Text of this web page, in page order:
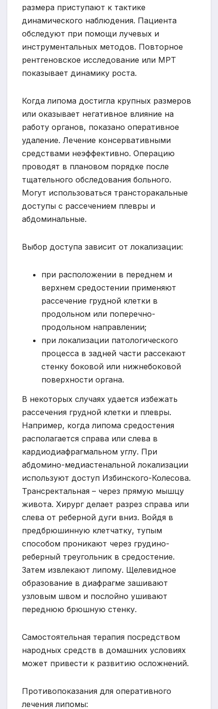
размера приступают к тактике
динамического наблюдения. Пациента
обследуют при помощи лучевых и
инструментальных методов. Повторное
рентгеновское исследование или МРТ
показывает динамику роста.
Когда липома достигла крупных размеров
или оказывает негативное влияние на
работу органов, показано оперативное
удаление. Лечение консервативными
средствами неэффективно. Операцию
проводят в плановом порядке после
тщательного обследования больного.
Могут использоваться трансторакальные
доступы с рассечением плевры и
абдоминальные.
Выбор доступа зависит от локализации:
при расположении в переднем и
верхнем средостении применяют
рассечение грудной клетки в
продольном или поперечно-
продольном направлении;
при локализации патологического
процесса в задней части рассекают
стенку боковой или нижнебоковой
поверхности органа.
В некоторых случаях удается избежать
рассечения грудной клетки и плевры.
Например, когда липома средостения
располагается справа или слева в
кардиодиафрагмальном углу. При
абдомино-медиастенальной локализации
используют доступ Избинского-Колесова.
Трансректальная – через прямую мышцу
живота. Хирург делает разрез справа или
слева от реберной дуги вниз. Войдя в
предбрюшинную клетчатку, тупым
способом проникают через грудино-
реберный треугольник в средостение.
Затем извлекают липому. Щелевидное
образование в диафрагме зашивают
узловым швом и послойно ушивают
переднюю брюшную стенку.
Самостоятельная терапия посредством
народных средств в домашних условиях
может привести к развитию осложнений.
Противопоказания для оперативного
лечения липомы: